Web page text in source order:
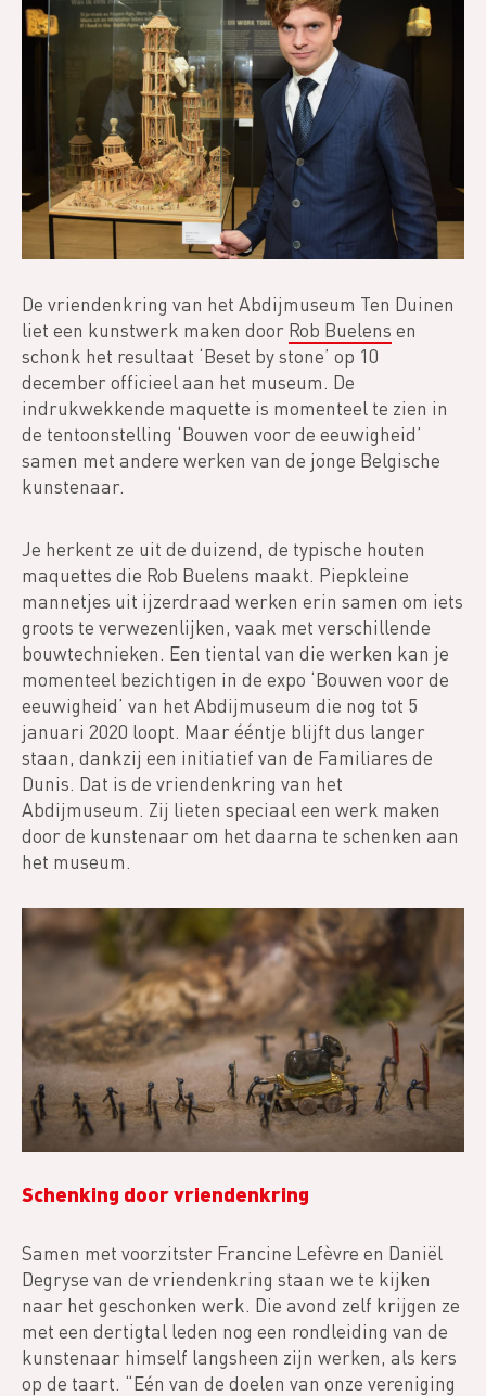
De vriendenkring van het Abdijmuseum Ten Duinen
liet een kunstwerk maken door Rob Buelens en
schonk het resultaat ‘Beset by stone’ op 10
december officieel aan het museum. De
indrukwekkende maquette is momenteel te zien in
de tentoonstelling ‘Bouwen voor de eeuwigheid’
samen met andere werken van de jonge Belgische
kunstenaar.
Je herkent ze uit de duizend, de typische houten
maquettes die Rob Buelens maakt. Piepkleine
mannetjes uit ijzerdraad werken erin samen om iets
groots te verwezenlijken, vaak met verschillende
bouwtechnieken. Een tiental van die werken kan je
momenteel bezichtigen in de expo ‘Bouwen voor de
eeuwigheid’ van het Abdijmuseum die nog tot 5
januari 2020 loopt. Maar ééntje blijft dus langer
staan, dankzij een initiatief van de Familiares de
Dunis. Dat is de vriendenkring van het
Abdijmuseum. Zij lieten speciaal een werk maken
door de kunstenaar om het daarna te schenken aan
het museum.
Schenking door vriendenkring
Samen met voorzitster Francine Lefèvre en Daniël
Degryse van de vriendenkring staan we te kijken
naar het geschonken werk. Die avond zelf krijgen ze
met een dertigtal leden nog een rondleiding van de
kunstenaar himself langsheen zijn werken, als kers
op de taart. “Eén van de doelen van onze vereniging